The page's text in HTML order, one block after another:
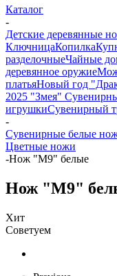
Каталог
-
Детские деревянные
КлючницаКопилка
разделочныеЧайные
деревянное оружие
платьяНовый год
2025 "Змея"
игрушкиСувенирный
-
Сувенирные белые
Цветные ножи
-Нож "М9" белые
Нож "М9"
Хит
Советуем